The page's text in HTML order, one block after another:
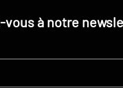
vous à notre